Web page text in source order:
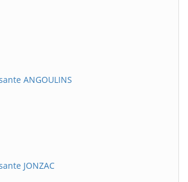
ANGOULINS
JONZAC